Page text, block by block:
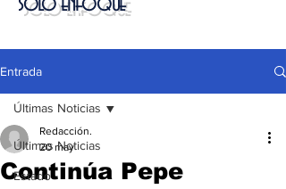
Entrada
Últimas Noticias
Estado
Últimas Noticias
Continúa Pepe
Redacción.
20 may